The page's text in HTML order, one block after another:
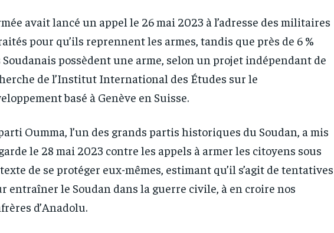
avait lancé un appel le 26 mai 2023 à l’adresse des militaires
pour qu’ils reprennent les armes, tandis que près de 6 %
Soudanais possèdent une arme, selon un projet indépendant de
de l’Institut International des Études sur le
basé à Genève en Suisse.
Oumma, l’un des grands partis historiques du Soudan, a mis
le 28 mai 2023 contre les appels à armer les citoyens sous
de se protéger eux-mêmes, estimant qu’il s’agit de tentatives
entraîner le Soudan dans la guerre civile, à en croire nos
d’Anadolu.